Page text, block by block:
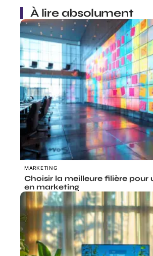
À lire absolument
MARKETING
Choisir la meilleure filière pour
en marketing